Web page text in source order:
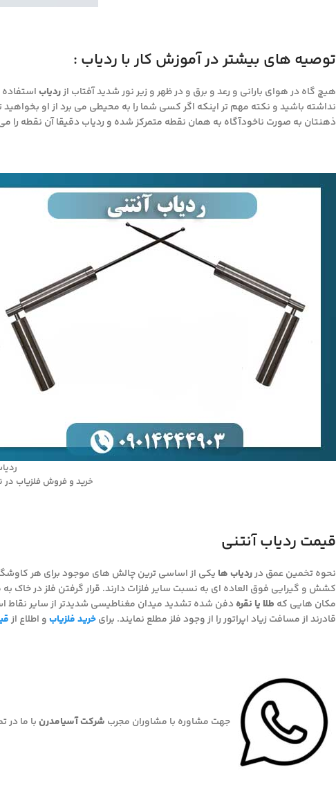
توصیه های بیشتر در آموزش کار با ردیاب :
هیچ گاه در هوای بارانی و رعد و برق و در ظهر و زیر نور شدید آفتاب ازردیاب
نداشته باشید و نکته مهم تر اینکه اگر کسی شما را به محیطی می برد از او
ذهنتان به صورت ناخودآگاه به همان نقطه متمرکز شده و ردیاب دقیقا آن نقطه را
خرید و فروش فلزیاب در نوین
قیمت ردیاب آنتنی
نحوه تخمین عمق درردیاب ها یکی از اساسی ترین چالش های موجود برای هر
کشش و گیرایی فوق العاده ای به نسبت سایر فلزات دارند. قرار گرفتن فلز در
مکان هایی که طلا یا نقره دفن شده تشدید میدان مغناطیسی شدیدتر از سایر نقاط
قادرند از مسافت زیاد اپراتور را از وجود فلز مطلع نمایند. برایخرید فلزیابو اطلاع از
جهت مشاوره با مشاوران مجرب شرکت آسیامدرنبا ما در تماس